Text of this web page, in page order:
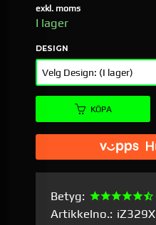
Rabatt
exkl. moms
I lager
DESIGN
KÖPA
Betyg:
Artikkelno.: iZ329X